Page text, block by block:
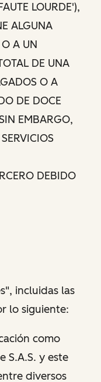
LOURDE'),
ALGUNA
A UN
DE UNA
O A
DE DOCE
EMBARGO,
DEBIDO
incluidas las
lo siguiente:
como
S.A.S. y este
diversos